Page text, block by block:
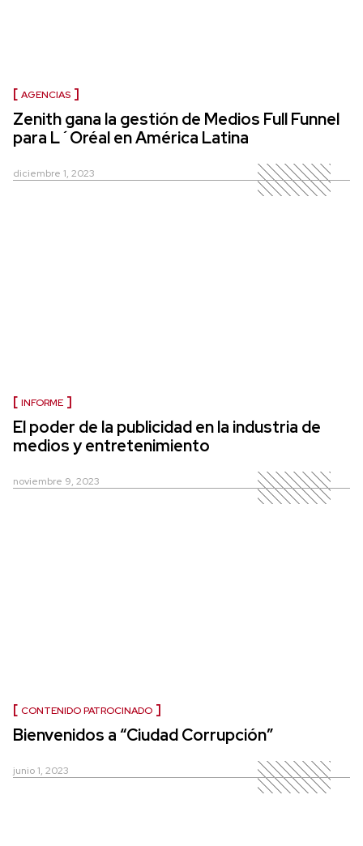
AGENCIAS
Zenith gana la gestión de Medios Full Funnel
para L´Oréal en América Latina
diciembre 1, 2023
INFORME
El poder de la publicidad en la industria de
medios y entretenimiento
noviembre 9, 2023
CONTENIDO PATROCINADO
Bienvenidos a “Ciudad Corrupción”
junio 1, 2023